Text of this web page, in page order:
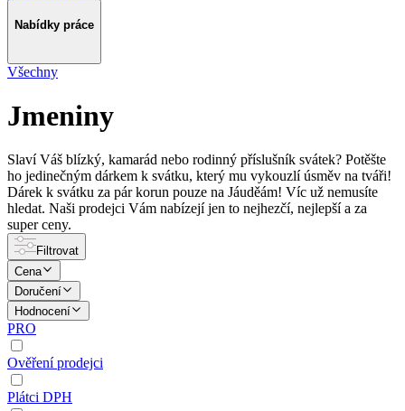
Nabídky práce
Všechny
Jmeniny
Slaví Váš blízký, kamarád nebo rodinný příslušník svátek? Potěšte
ho jedinečným dárkem k svátku, který mu vykouzlí úsměv na tváři!
Dárek k svátku za pár korun pouze na Jáuděám! Víc už nemusíte
hledat. Naši prodejci Vám nabízejí jen to nejhezčí, nejlepší a za
super ceny.
Filtrovat
Cena
Doručení
Hodnocení
PRO
Ověření prodejci
Plátci DPH